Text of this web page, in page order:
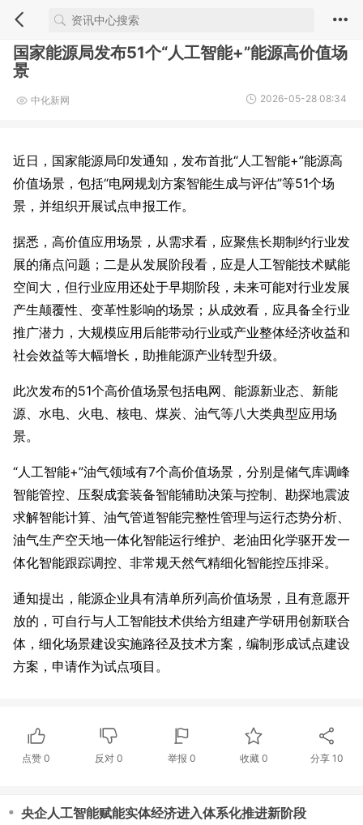
国家能源局发布51个“人工智能+”能源高价值场
景
中化新网 2026-05-28 08:34
近日，国家能源局印发通知，发布首批“人工智能+”能源高
价值场景，包括“电网规划方案智能生成与评估”等51个场
景，并组织开展试点申报工作。
据悉，高价值应用场景，从需求看，应聚焦长期制约行业发
展的痛点问题；二是从发展阶段看，应是人工智能技术赋能
空间大，但行业应用还处于早期阶段，未来可能对行业发展
产生颠覆性、变革性影响的场景；从成效看，应具备全行业
推广潜力，大规模应用后能带动行业或产业整体经济收益和
社会效益等大幅增长，助推能源产业转型升级。
此次发布的51个高价值场景包括电网、能源新业态、新能
源、水电、火电、核电、煤炭、油气等八大类典型应用场
景。
“人工智能+”油气领域有7个高价值场景，分别是储气库调峰
智能管控、压裂成套装备智能辅助决策与控制、勘探地震波
求解智能计算、油气管道智能完整性管理与运行态势分析、
油气生产空天地一体化智能运行维护、老油田化学驱开发一
体化智能跟踪调控、非常规天然气精细化智能控压排采。
通知提出，能源企业具有清单所列高价值场景，且有意愿开
放的，可自行与人工智能技术供给方组建产学研用创新联合
体，细化场景建设实施路径及技术方案，编制形成试点建设
方案，申请作为试点项目。
点赞0 反对 0 举报 0 收藏 0 分享 10
・ 央企人工智能赋能实体经济进入体系化推进新阶段